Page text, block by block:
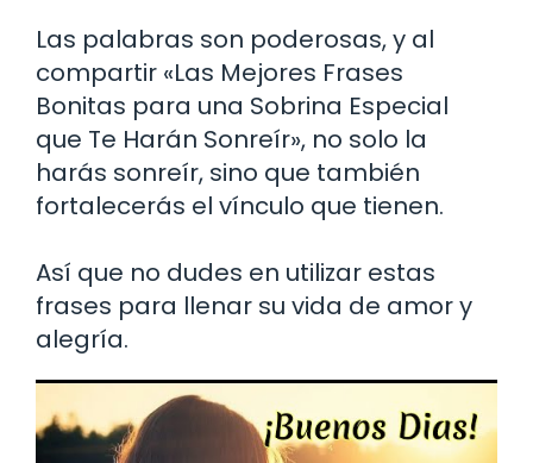
Las palabras son poderosas, y al
compartir «Las Mejores Frases
Bonitas para una Sobrina Especial
que Te Harán Sonreír», no solo la
harás sonreír, sino que también
fortalecerás el vínculo que tienen.
Así que no dudes en utilizar estas
frases para llenar su vida de amor y
alegría.